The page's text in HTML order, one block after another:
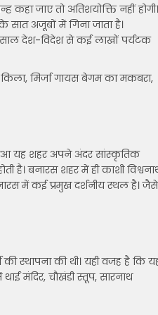
कहा जाए तो अतिशयोक्ति नहीं होगी।
अजूबों में गिना जाता है।
साल देश-विदेश से कई लाखों पर्यटक
मिर्जा गायस बेगम का मकबरा,
हुआ यह शहर अपने अंदर सांस्कृतिक
है। बनारस शहर में ही काशी
में कई प्रमुख दर्शनीय स्थल है। जैसे
स्थापना की थी। यही वजह है कि
मंदिर, चौखंडी स्तूप, सारनाथ